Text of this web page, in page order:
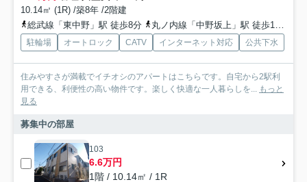
10.14㎡ (1R) /築8年 /2階建
総武線「東中野」駅 徒歩8分
丸ノ内線「中野坂上」駅 徒歩10分
駐輪場 オートロック CATV インターネット対応 公共下水
住みやすさが満載でイチオシのアパートはこちらです。自宅から2駅利
用できる、利便性の高い物件です。楽しく快適な一人暮らしを... もっと
見る
募集中の部屋
103
6.6万円
1階 / 10.14㎡ / 1R